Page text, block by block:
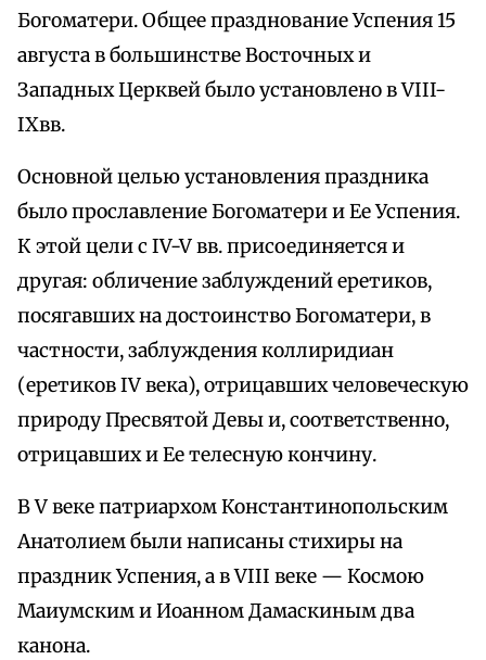
Богоматери. Общее празднование Успения 15
августа в большинстве Восточных и
Западных Церквей было установлено в VIII-
IХвв.
Основной целью установления праздника
было прославление Богоматери и Ее Успения.
К этой цели с IV-V вв. присоединяется и
другая: обличение заблуждений еретиков,
посягавших на достоинство Богоматери, в
частности, заблуждения коллиридиан
(еретиков IV века), отрицавших человеческую
природу Пресвятой Девы и, соответственно,
отрицавших и Ее телесную кончину.
В V веке патриархом Константинопольским
Анатолием были написаны стихиры на
праздник Успения, а в VIII веке — Космою
Маиумским и Иоанном Дамаскиным два
канона.